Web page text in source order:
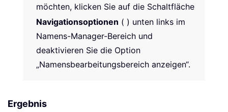
möchten, klicken Sie auf die Schaltfläche
Navigationsoptionen ( ) unten links im
Namens-Manager-Bereich und
deaktivieren Sie die Option
„Namensbearbeitungsbereich anzeigen“.
Ergebnis